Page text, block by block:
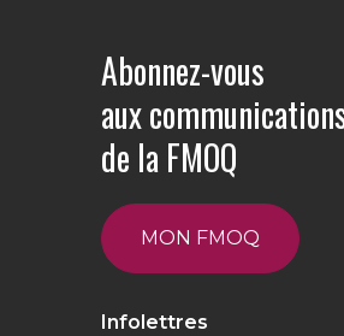
Abonnez-vous
aux
de la FMOQ
MON FMOQ
Infolettres